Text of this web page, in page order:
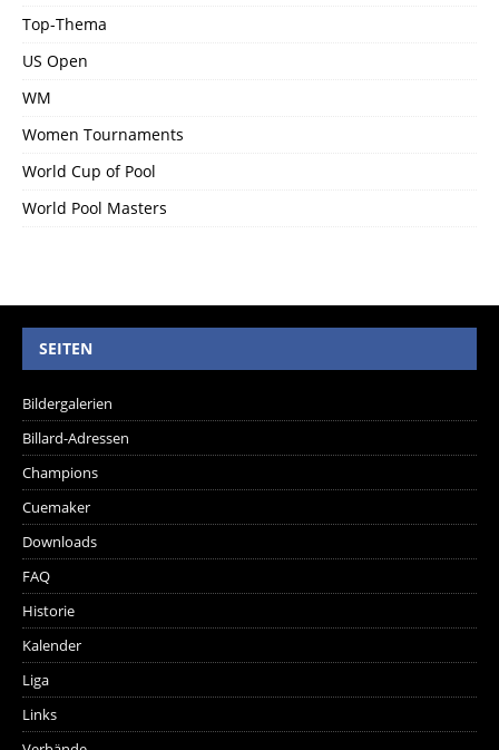
Top-Thema
US Open
WM
Women Tournaments
World Cup of Pool
World Pool Masters
SEITEN
Bildergalerien
Billard-Adressen
Champions
Cuemaker
Downloads
FAQ
Historie
Kalender
Liga
Links